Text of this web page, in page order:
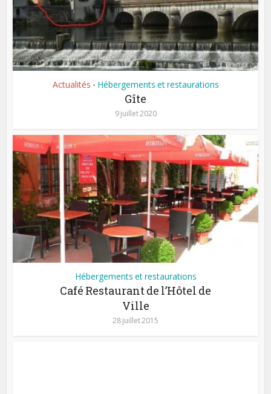
Actualités • Hébergements et restaurations
Gîte
9 juillet 2020
Hébergements et restaurations
Café Restaurant de l’Hôtel de
Ville
28 juillet 2015